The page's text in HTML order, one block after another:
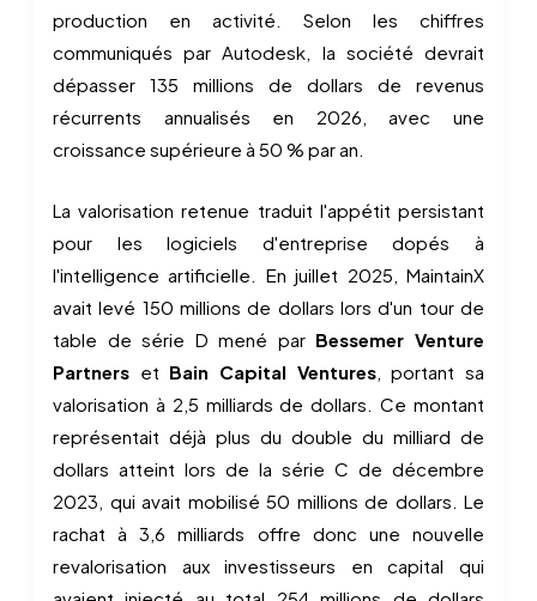
production en activité. Selon les chiffres
communiqués par Autodesk, la société devrait
dépasser 135 millions de dollars de revenus
récurrents annualisés en 2026, avec une
croissance supérieure à 50 % par an.
La valorisation retenue traduit l'appétit persistant
pour les logiciels d'entreprise dopés à
l'intelligence artificielle. En juillet 2025, MaintainX
avait levé 150 millions de dollars lors d'un tour de
table de série D mené par Bessemer Venture
Partners et Bain Capital Ventures, portant sa
valorisation à 2,5 milliards de dollars. Ce montant
représentait déjà plus du double du milliard de
dollars atteint lors de la série C de décembre
2023, qui avait mobilisé 50 millions de dollars. Le
rachat à 3,6 milliards offre donc une nouvelle
revalorisation aux investisseurs en capital qui